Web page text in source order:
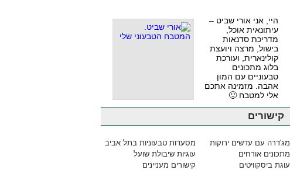
היי, אני אורי שביט –
עיתונאית אוכל,
מדריכת סדנאות
בישול, מרצה ויועצת
קולינארית, ועורכת
בלוג מתכונים
טבעוניים עם המון
אהבה. מזמינה אתכם
אלי למטבח 🙂
קישורים
מג'דרה עם עדשים ירוקות
מסעדות טבעוניות בתל אביב
מתכונים אורחים
עוגיות שיבולת שועל
עוגת ביסקוויטים
קישורים מעניינים